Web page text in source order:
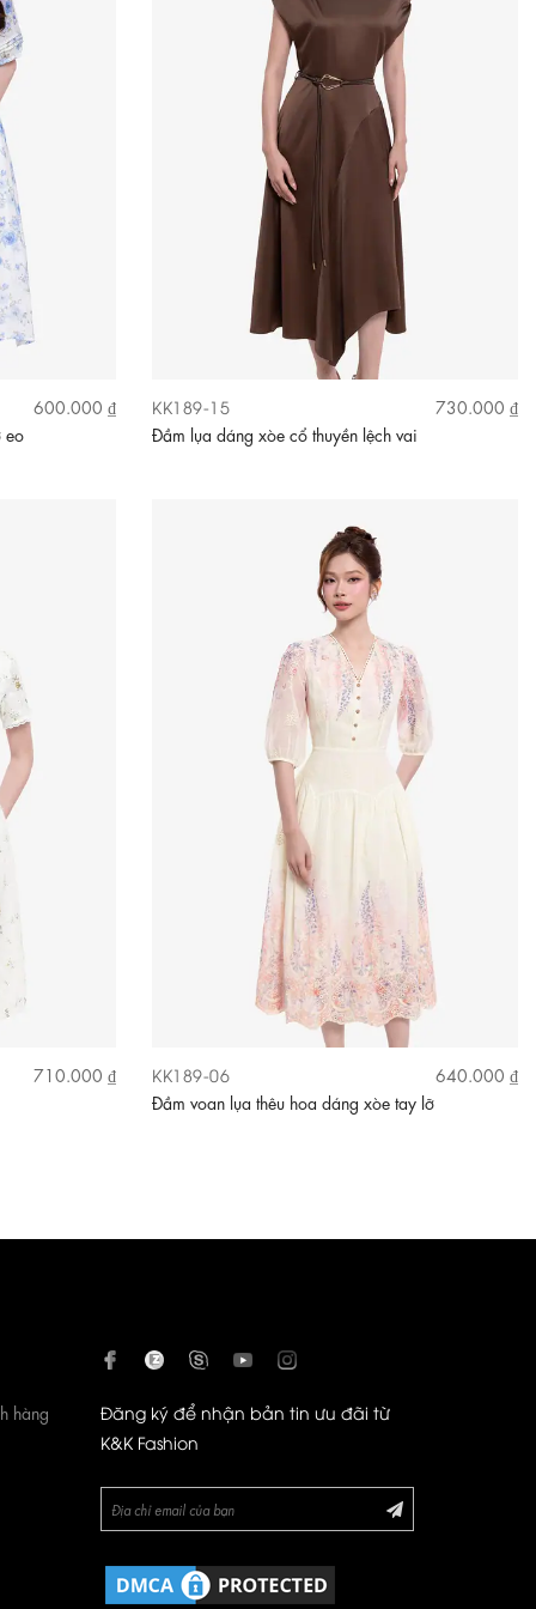
600.000 ₫
eo
KK189-15
730.000 ₫
Đầm lụa dáng xòe cổ thuyền lệch vai
710.000 ₫
KK189-06
640.000 ₫
Đầm voan lụa thêu hoa dáng xòe tay lỡ
hàng
Đăng ký để nhận bản tin ưu đãi từ
K&K Fashion